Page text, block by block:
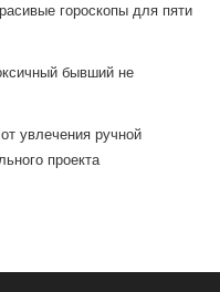
гороскопы для пяти
бывший не
увлечения ручной
проекта